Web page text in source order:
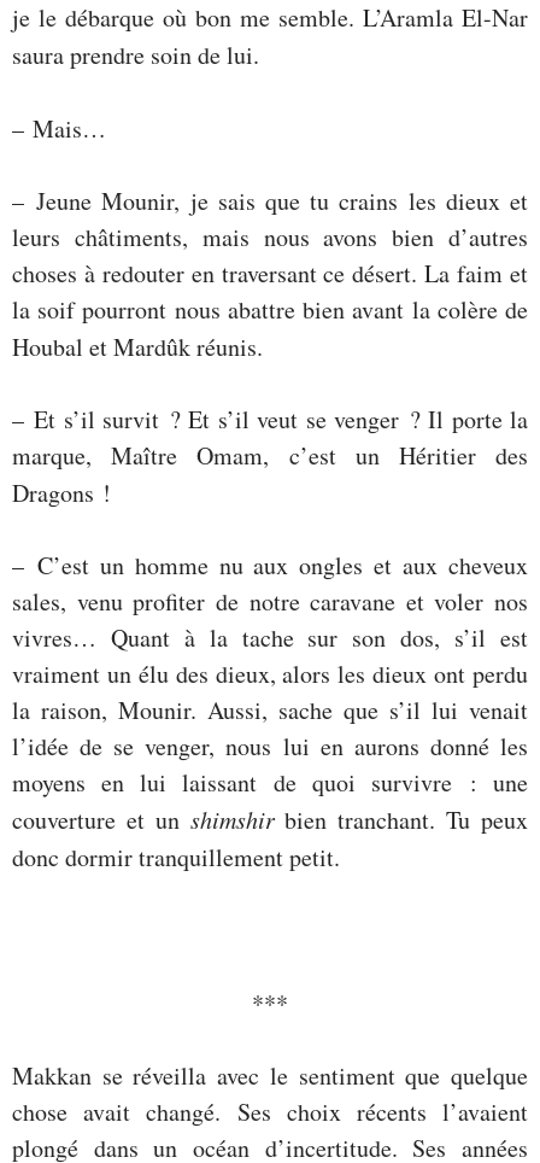
je le débarque où bon me semble. L’Aramla El-Nar
saura prendre soin de lui.
– Mais…
– Jeune Mounir, je sais que tu crains les dieux et
leurs châtiments, mais nous avons bien d’autres
choses à redouter en traversant ce désert. La faim et
la soif pourront nous abattre bien avant la colère de
Houbal et Mardûk réunis.
– Et s’il survit ? Et s’il veut se venger ? Il porte la
marque, Maître Omam, c’est un Héritier des
Dragons !
– C’est un homme nu aux ongles et aux cheveux
sales, venu profiter de notre caravane et voler nos
vivres… Quant à la tache sur son dos, s’il est
vraiment un élu des dieux, alors les dieux ont perdu
la raison, Mounir. Aussi, sache que s’il lui venait
l’idée de se venger, nous lui en aurons donné les
moyens en lui laissant de quoi survivre : une
couverture et un shimshirbien tranchant. Tu peux
donc dormir tranquillement petit.
***
Makkan se réveilla avec le sentiment que quelque
chose avait changé. Ses choix récents l’avaient
plongé dans un océan d’incertitude. Ses années